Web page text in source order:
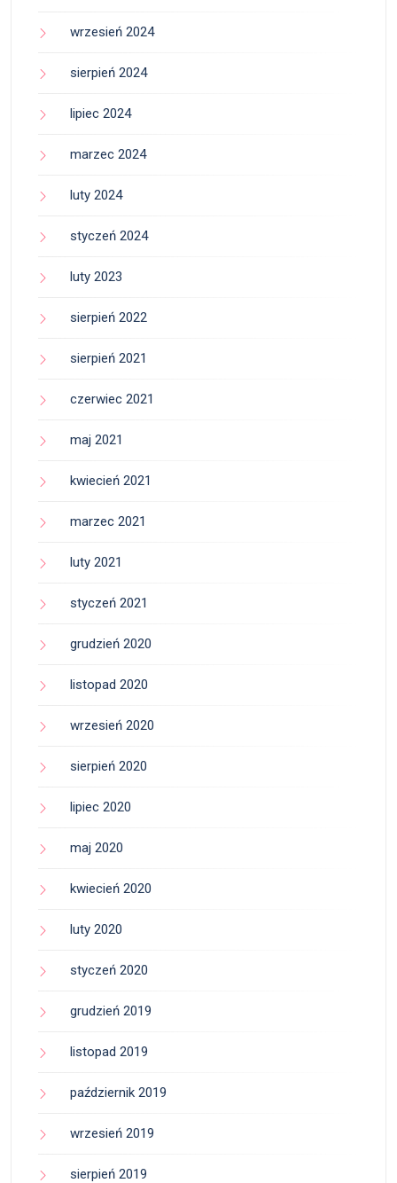
wrzesień 2024
sierpień 2024
lipiec 2024
marzec 2024
luty 2024
styczeń 2024
luty 2023
sierpień 2022
sierpień 2021
czerwiec 2021
maj 2021
kwiecień 2021
marzec 2021
luty 2021
styczeń 2021
grudzień 2020
listopad 2020
wrzesień 2020
sierpień 2020
lipiec 2020
maj 2020
kwiecień 2020
luty 2020
styczeń 2020
grudzień 2019
listopad 2019
październik 2019
wrzesień 2019
sierpień 2019